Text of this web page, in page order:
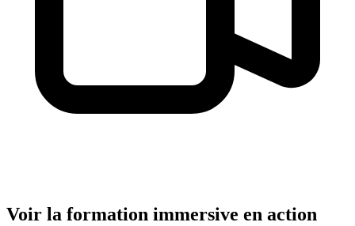
Voir la formation immersive en action